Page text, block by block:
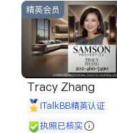
精英会员
Tracy Zhang
iTalkBB精英认证
执照已核实